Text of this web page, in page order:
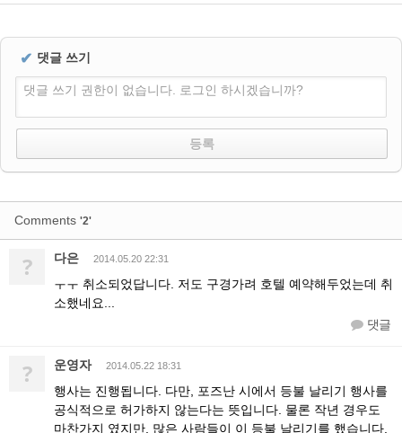
✔ 댓글 쓰기
댓글 쓰기 권한이 없습니다. 로그인 하시겠습니까?
Comments '2'
? 다은 2014.05.20 22:31
ㅜㅜ 취소되었답니다. 저도 구경가려 호텔 예약해두었는데 취
소했네요...
댓글
? 운영자 2014.05.22 18:31
행사는 진행됩니다. 다만, 포즈난 시에서 등불 날리기 행사를
공식적으로 허가하지 않는다는 뜻입니다. 물론 작년 경우도
마찬가지 였지만, 많은 사람들이 이 등불 날리기를 했습니다.